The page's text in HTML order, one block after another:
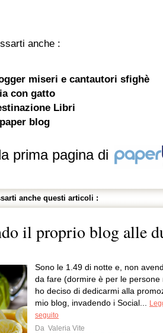
anche :
miseri e cantautori sfighè
con gatto
Libri
blog
prima pagina di
anche questi articoli :
il proprio blog alle
Sono le 1.49 di notte e, non
da fare (dormire è per le persone
ho deciso di dedicarmi alla
mio blog, invadendo i Social...
seguito
Da Valeria Vite